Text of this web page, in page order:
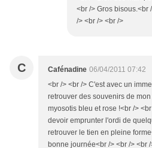
<br /> Gros bisous.<br
/> <br /> <br />
C Cafénadine 06/04/2011 07:42
<br /> <br /> C'est avec un
retrouver des souvenirs de
myosotis bleu et rose !<br />
devoir emprunter l'ordi de
retrouver le tien en pleine
bonne journée<br /> <br /> <br